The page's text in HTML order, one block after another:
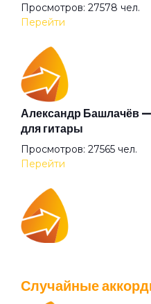
Беги
Бежали прочь
Безумные выси
Белая
Белый друг
Просмотров: 27578 чел.
Перейти
Александр Башлачёв
для гитары
Просмотров: 27565 чел.
Перейти
Перейти
Случайные